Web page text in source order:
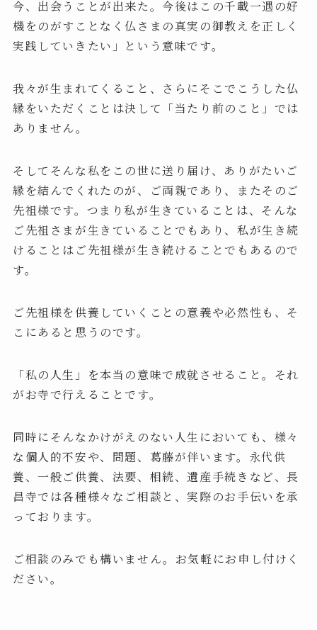
今、出会うことが出来た。今後はこの千載一遇の好
機をのがすことなく仏さまの真実の御教えを正しく
実践していきたい」という意味です。
我々が生まれてくること、さらにそこでこうした仏
縁をいただくことは決して「当たり前のこと」では
ありません。
そしてそんな私をこの世に送り届け、ありがたいご
縁を結んでくれたのが、ご両親であり、またそのご
先祖様です。つまり私が生きていることは、そんな
ご先祖さまが生きていることでもあり、私が生き続
けることはご先祖様が生き続けることでもあるので
す。
ご先祖様を供養していくことの意義や必然性も、そ
こにあると思うのです。
「私の人生」を本当の意味で成就させること。それ
がお寺で行えることです。
同時にそんなかけがえのない人生においても、様々
な個人的不安や、問題、葛藤が伴います。永代供
養、一般ご供養、法要、相続、遺産手続きなど、長
昌寺では各種様々なご相談と、実際のお手伝いを承
っております。
ご相談のみでも構いません。お気軽にお申し付けく
ださい。